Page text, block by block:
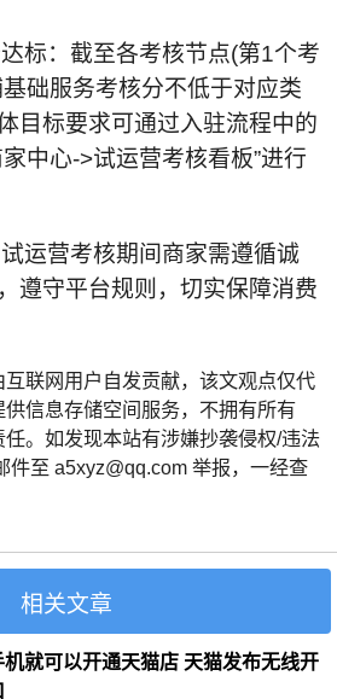
标：截至各考核节点(第1个考
础服务考核分不低于对应类
目标要求可通过入驻流程中的
中心->试运营考核看板”进行
运营考核期间商家需遵循诚
遵守平台规则，切实保障消费
联网用户自发贡献，该文观点仅代
信息存储空间服务，不拥有所有
。如发现本站有涉嫌抄袭侵权/违法
件至 a5xyz@qq.com 举报，一经查
相关文章
机就可以开通天猫店 天猫发布无线开